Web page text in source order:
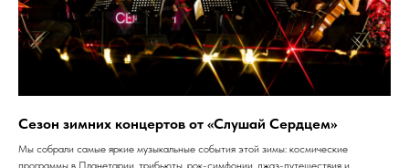
Сезон зимних концертов от «Слушай Сердцем»
Мы собрали самые яркие музыкальные события этой зимы: космические
программы в Планетарии, трибьюты, рок-симфонии, джаз-путешествия и